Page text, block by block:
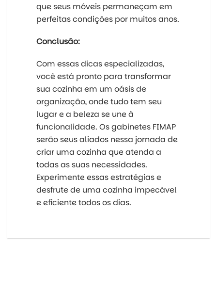
que seus móveis permaneçam em
perfeitas condições por muitos anos.
Conclusão:
Com essas dicas especializadas,
você está pronto para transformar
sua cozinha em um oásis de
organização, onde tudo tem seu
lugar e a beleza se une à
funcionalidade. Os gabinetes FIMAP
serão seus aliados nessa jornada de
criar uma cozinha que atenda a
todas as suas necessidades.
Experimente essas estratégias e
desfrute de uma cozinha impecável
e eficiente todos os dias.